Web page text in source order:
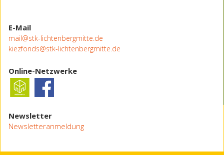
E-Mail
mail@stk-lichtenbergmitte.de
kiezfonds@stk-lichtenbergmitte.de
Online-Netzwerke
Newsletter
Newsletteranmeldung